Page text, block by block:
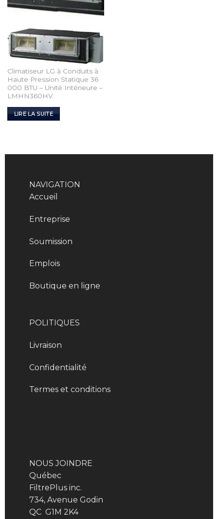
Climatiseur LG à Conduits à
Haute Pression Statique 36
000 BTU – Unité Intérieure –
LMHN360HV
LIRE LA SUITE
NAVIGATION
Accueil
Entreprise
Soumission
Emplois
Boutique en ligne
POLITIQUES
Livraison
Confidentialité
Termes et conditions
NOUS JOINDRE
Québec
FiltrePlus inc.
734, Avenue Godin
QC G1M 2K4